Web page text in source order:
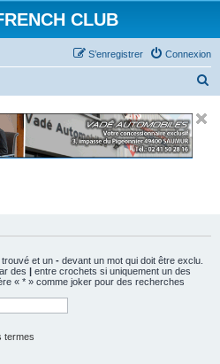
CLUB
Connexion
S’enregistrer
et un - devant un mot qui doit être exclu.
des | entre crochets si uniquement un des
« * » comme joker pour des recherches
termes